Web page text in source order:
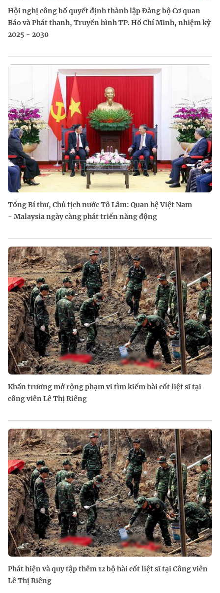
Hội nghị công bố quyết định thành lập Đảng bộ Cơ quan
Báo và Phát thanh, Truyền hình TP. Hồ Chí Minh, nhiệm kỳ
2025 - 2030
Tổng Bí thư, Chủ tịch nước Tô Lâm: Quan hệ Việt Nam
- Malaysia ngày càng phát triển năng động
Khẩn trương mở rộng phạm vi tìm kiếm hài cốt liệt sĩ tại
công viên Lê Thị Riêng
Phát hiện và quy tập thêm 12 bộ hài cốt liệt sĩ tại Công viên
Lê Thị Riêng